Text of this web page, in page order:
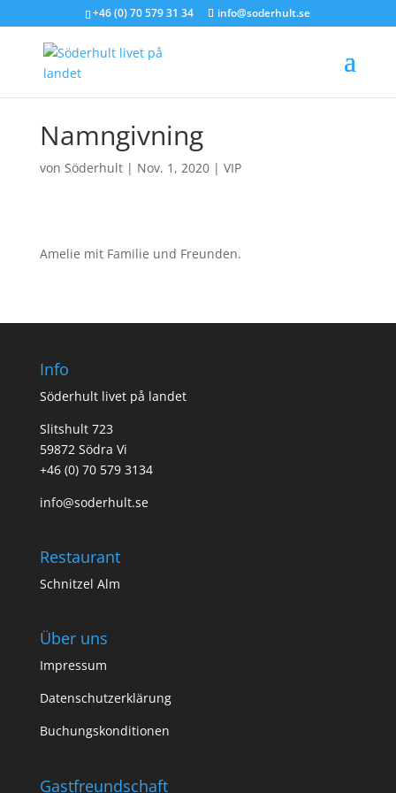
+46 (0) 70 579 31 34 info@soderhult.se
Namngivning
von Söderhult| Nov. 1, 2020| VIP
Amelie mit Familie und Freunden.
Info
Söderhult livet på landet
Slitshult 723
59872 Södra Vi
+46 (0) 70 579 3134
info@soderhult.se
Restaurant
Schnitzel Alm
Über uns
Impressum
Datenschutzerklärung
Buchungskonditionen
Gastfreundschaft